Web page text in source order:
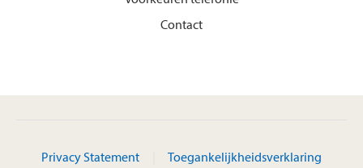
Contact
Privacy Statement
Toegankelijkheidsverklaring